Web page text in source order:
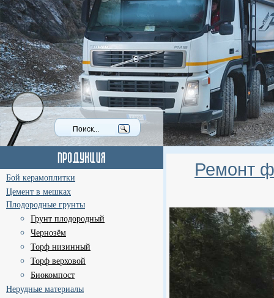
Бой керамоплитки
Цемент в мешках
Плодородные грунты
Грунт плодородный
Чернозём
Торф низинный
Торф верховой
Биокомпост
Нерудные материалы
Ремонт